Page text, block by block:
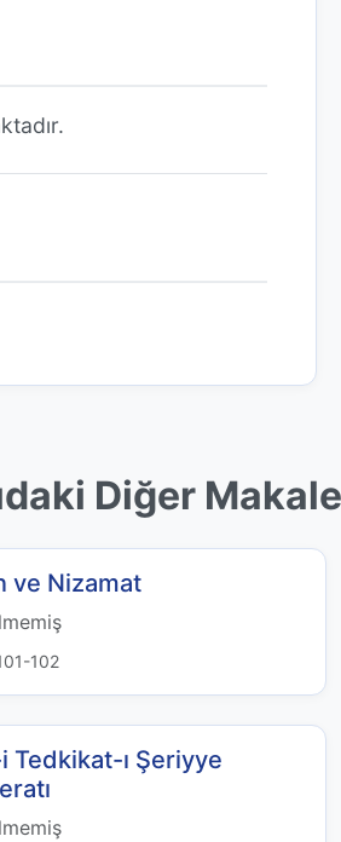
Diğer
ve Nizamat
102
Tedkikat-ı Şeriyye